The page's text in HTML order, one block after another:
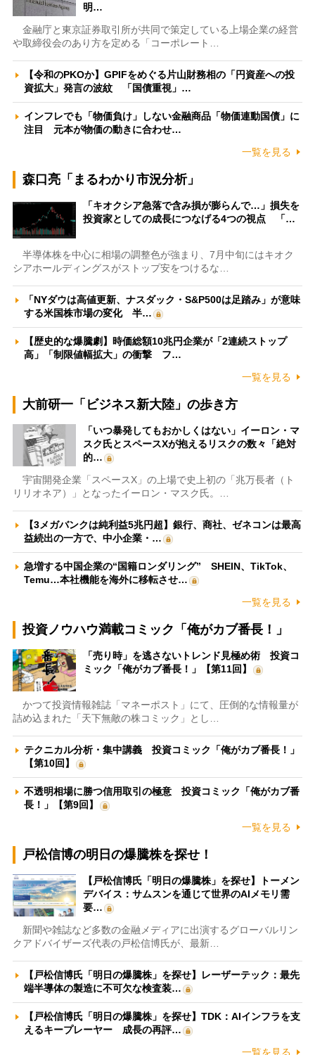
明…
金融庁と東京証券取引所が共同で策定している上場企業の経営
や取締役会のあり方を定める「コーポレート…
【令和のPKOか】GPIFをめぐる片山財務相の「円資産への投
資拡大」発言の波紋 「国債重視」…
インフレでも「物価負け」しない金融商品「物価連動国債」に
注目 元本が物価の動きに合わせ…
一覧を見る
森口亮「まるわかり市況分析」
「キオクシア急落で含み損が膨らんで…」損失を
投資家としての成長につなげる4つの視点 「…
半導体株を中心に相場の調整色が強まり、7月中旬にはキオク
シアホールディングスがストップ安をつけるな…
「NYダウは高値更新、ナスダック・S&P500は足踏み」が意味
する米国株市場の変化 半…
【歴史的な爆騰劇】時価総額10兆円企業が「2連続ストップ
高」「制限値幅拡大」の衝撃 フ…
一覧を見る
大前研一「ビジネス新大陸」の歩き方
「いつ暴発してもおかしくはない」イーロン・マ
スク氏とスペースXが抱えるリスクの数々「絶対
的…
宇宙開発企業「スペースX」の上場で史上初の「兆万長者（ト
リリオネア）」となったイーロン・マスク氏。…
【3メガバンクは純利益5兆円超】銀行、商社、ゼネコンは最高
益続出の一方で、中小企業・…
急増する中国企業の“国籍ロンダリング” SHEIN、TikTok、
Temu…本社機能を海外に移転させ…
一覧を見る
投資ノウハウ満載コミック「俺がカブ番長！」
「売り時」を逃さないトレンド見極め術 投資コ
ミック「俺がカブ番長！」【第11回】
かつて投資情報雑誌「マネーポスト」にて、圧倒的な情報量が
詰め込まれた「天下無敵の株コミック」とし…
テクニカル分析・集中講義 投資コミック「俺がカブ番長！」
【第10回】
不透明相場に勝つ信用取引の極意 投資コミック「俺がカブ番
長！」【第9回】
一覧を見る
戸松信博の明日の爆騰株を探せ！
【戸松信博氏「明日の爆騰株」を探せ】トーメン
デバイス：サムスンを通じて世界のAIメモリ需
要…
新聞や雑誌など多数の金融メディアに出演するグローバルリン
クアドバイザーズ代表の戸松信博氏が、最新…
【戸松信博氏「明日の爆騰株」を探せ】レーザーテック：最先
端半導体の製造に不可欠な検査装…
【戸松信博氏「明日の爆騰株」を探せ】TDK：AIインフラを支
えるキープレーヤー 成長の再評…
一覧を見る